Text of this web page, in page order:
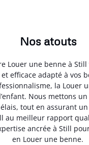
Nos atouts
Louer une benne à
efficace adapté à vos
la Louer
Nous mettons
tout en assurant
au meilleur rapport
ancrée à Still
en Louer une benne.